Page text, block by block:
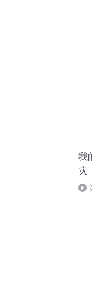
我
灾